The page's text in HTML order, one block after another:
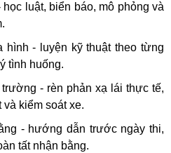
luật, biển báo, mô phỏng và
hình - luyện kỹ thuật theo từng
tình huống.
- rèn phản xạ lái thực tế,
kiểm soát xe.
- hướng dẫn trước ngày thi,
tất nhận bằng.